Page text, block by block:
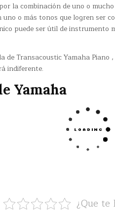
la combinación de uno o
o más tonos que logren ser
puede ser útil de
de Transacoustic Yamaha
indiferente.
Yamaha
¿Que te